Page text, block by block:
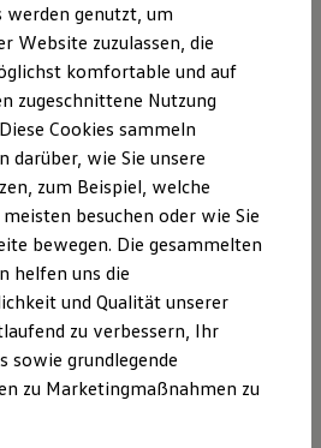
& Garantien
für Nutzfahrzeuge
Pflege & Inspektion
anfragen
bei Volkswagen Nutzfahrzeuge
Service
Service
schuermann.de
Schürmann
813044982
Recklinghausen HRB 2412
wird nicht an einem
vor einer
im Sinne des VSBG
werden genutzt, um
Website zuzulassen, die
komfortable und auf
zugeschnittene Nutzung
Cookies sammeln
darüber, wie Sie unsere
zum Beispiel, welche
besuchen oder wie Sie
bewegen. Die gesammelten
helfen uns die
und Qualität unserer
zu verbessern, Ihr
sowie grundlegende
zu Marketingmaßnahmen zu